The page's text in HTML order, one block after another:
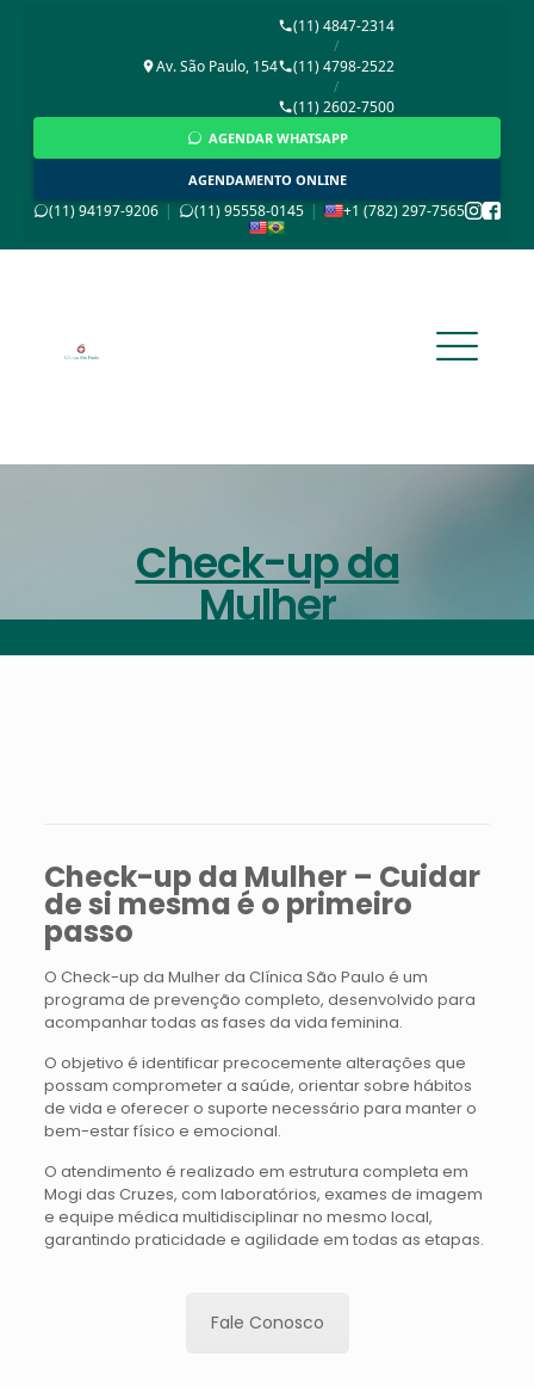
Av. São Paulo, 154
(11) 4847-2314
/
(11) 4798-2522
/
(11) 2602-7500
AGENDAR WHATSAPP
AGENDAMENTO ONLINE
(11) 94197-9206 | (11) 95558-0145 | +1 (782) 297-7565
Check-up da
Mulher
Check-up da Mulher – Cuidar
de si mesma é o primeiro
passo
O Check-up da Mulher da Clínica São Paulo é um
programa de prevenção completo, desenvolvido para
acompanhar todas as fases da vida feminina.
O objetivo é identificar precocemente alterações que
possam comprometer a saúde, orientar sobre hábitos
de vida e oferecer o suporte necessário para manter o
bem-estar físico e emocional.
O atendimento é realizado em estrutura completa em
Mogi das Cruzes, com laboratórios, exames de imagem
e equipe médica multidisciplinar no mesmo local,
garantindo praticidade e agilidade em todas as etapas.
Fale Conosco